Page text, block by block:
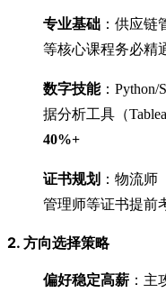
专业基础 ：供应
等核心课程务必精
数字技能：Python/
据分析工具（
40%+
证书规划 ：物流
管理师等证书提前
2. 方向选择策略
偏好稳定高薪 ：主